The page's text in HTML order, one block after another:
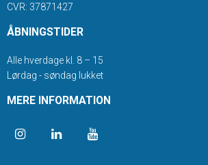
CVR: 37871427
ÅBNINGSTIDER
Alle hverdage kl. 8 – 15
Lørdag - søndag lukket
MERE INFORMATION